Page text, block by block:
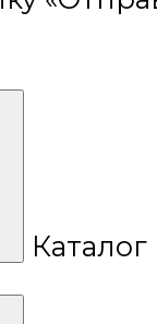
Каталог